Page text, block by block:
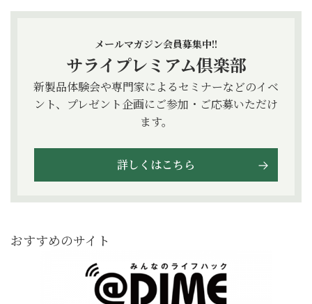
メールマガジン会員募集中!!
サライプレミアム倶楽部
新製品体験会や専門家によるセミナーなどのイベ
ント、プレゼント企画にご参加・ご応募いただけ
ます。
詳しくはこちら
おすすめのサイト